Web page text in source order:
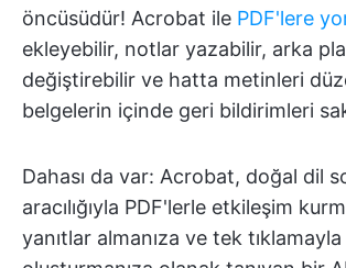
öncüsüdür! Acrobat ile PDF'lere
ekleyebilir, notlar yazabilir, arka
değiştirebilir ve hatta metinleri
belgelerin içinde geri bildirimleri
Dahası da var: Acrobat, doğal dil
aracılığıyla PDF'lerle etkileşim
yanıtlar almanıza ve tek